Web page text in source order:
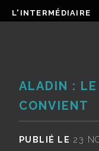
L'INTERMÉDIAIRE
ALADIN :
CONVIENT
PUBLIÉ LE 23